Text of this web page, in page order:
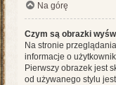
Na górę
Czym są obrazki
Na stronie
informacje o
Pierwszy obrazek jest
od używanego stylu